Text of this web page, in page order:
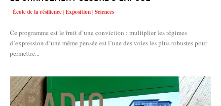
École de la résilience | Exposition | Sciences
Ce programme est le fruit d’une conviction : multiplier les régimes
d’expression d’une même pensée est l’une des voies les plus robustes pour
permettre...